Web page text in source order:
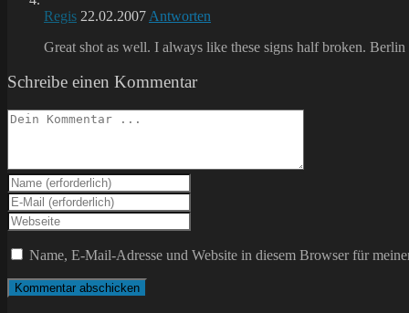
Regis 22.02.2007 Antworten
Great shot as well. I always like these signs half broken.
Schreibe einen Kommentar
Kommentieren
Gib
deinen
Namen
oder
Benutzernamen
zum
Kommentieren
ein
Gib
deine
E-
Mail-
Adresse
zum
Kommentieren
Gib
deine
Website-
ein
(optional)
Name, E-Mail-Adresse und Website in diesem Browser für